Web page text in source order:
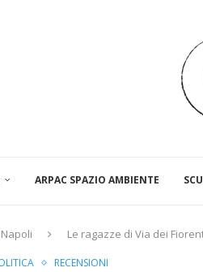
ARPAC SPAZIO AMBIENTE
Napoli Le ragazze di Via dei
RECENSIONI